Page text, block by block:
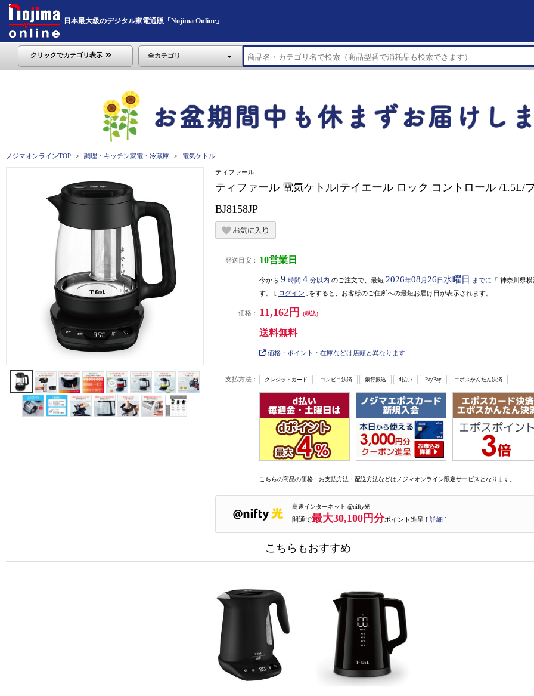
日本最大級のデジタル家電通販「Nojima Online」
クリックでカテゴリ表示 全カテゴリ
ノジマオンラインTOP 調理・キッチン家電・冷蔵庫 電気ケトル
ティファール
ティファール 電気ケトル[テイエール ロック コントロール /1.5L/
BJ8158JP
発送目安： 10営業日
今から 9 時間 4 分以内 のご注文で、最短 2026年08 月 26日 水曜日 までに 「 神奈川県横
す。 [ ログイン ]をすると、お客様のご住所への最短お届け日が表示されます。
価格： 11,162円 (税込)
送料無料
価格・ポイント・在庫などは店頭と異なります
支払方法： クレジットカード コンビニ決済 銀行振込 d払い PayPay エポスかんたん決済
こちらの商品の価格・お支払方法・配送方法などはノジマオンライン限定サービスとなります。
高速インターネット @nifty光
開通で最大30,100円分ポイント進呈 [ 詳細 ]
こちらもおすすめ